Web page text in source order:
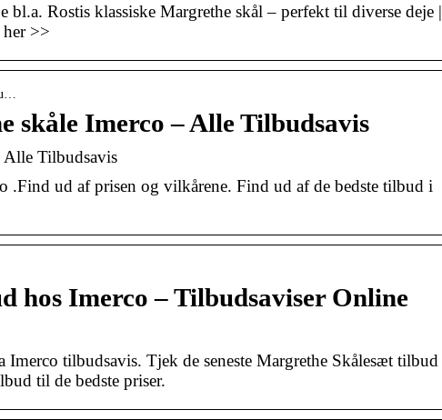
bl.a. Rostis klassiske Margrethe skål – perfekt til diverse deje |
>>
skåle Imerco – Alle Tilbudsavis
Alle Tilbudsavis
.Find ud af prisen og vilkårene. Find ud af de bedste tilbud i
hos Imerco – Tilbudsaviser Online
tilbudsavis. Tjek de seneste Margrethe Skålesæt tilbud
til de bedste priser.